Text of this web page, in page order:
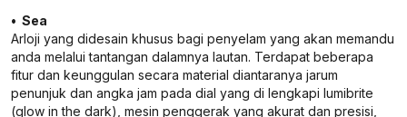
• Sea
Arloji yang didesain khusus bagi penyelam yang akan memandu
anda melalui tantangan dalamnya lautan. Terdapat beberapa
fitur dan keunggulan secara material diantaranya jarum
penunjuk dan angka jam pada dial yang di lengkapi lumibrite
(glow in the dark), mesin penggerak yang akurat dan presisi,